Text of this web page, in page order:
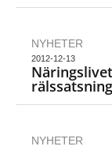
NYHETER
2012-12-13
rälssatsning
NYHETER